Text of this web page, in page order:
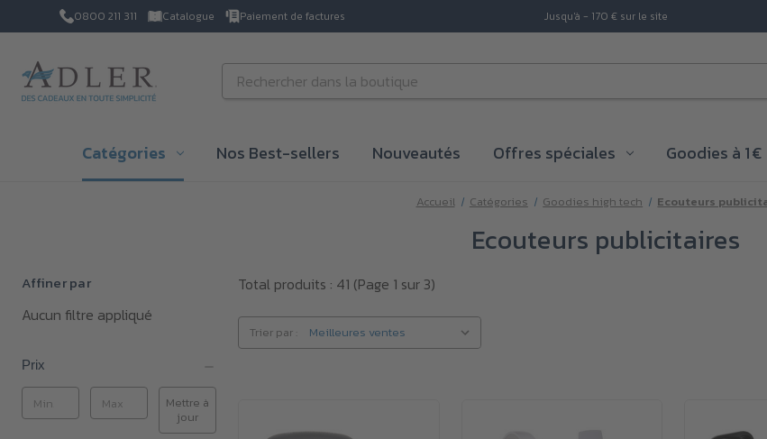
0800 211 311 Catalogue Paiement de factures Jusqu'à - 170 € sur le site
Rechercher
Catégories Nos Best-sellers Nouveautés Offres spéciales Goodies à 1 €
Accueil Catégories Goodies high tech Ecouteurs
Ecouteurs publicitaires
Affiner par
Aucun filtre appliqué
Prix
Mettre à
jour
Total produits : 41 (Page 1 sur 3)
Trier par :